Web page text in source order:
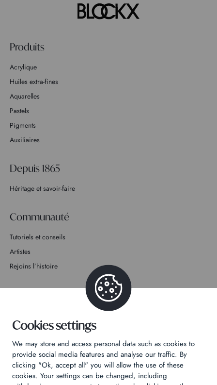
Produits
Acrylique
Huiles extra-fines
Aquarelles
Pastels
Pigments
Auxiliaires
Depuis 1865
Héritage et savoir-faire
Communauté
Tutoriels et conseils
Artistes
Rejoins l’histoire
Politique de confidentialité
Mentions légales
Technical & Legal informations
Cookies settings
We may store and access personal data such as cookies to
provide social media features and analyse our traffic. By
clicking "Ok, accept all" you will allow the use of these
cookies. Your settings can be changed, including